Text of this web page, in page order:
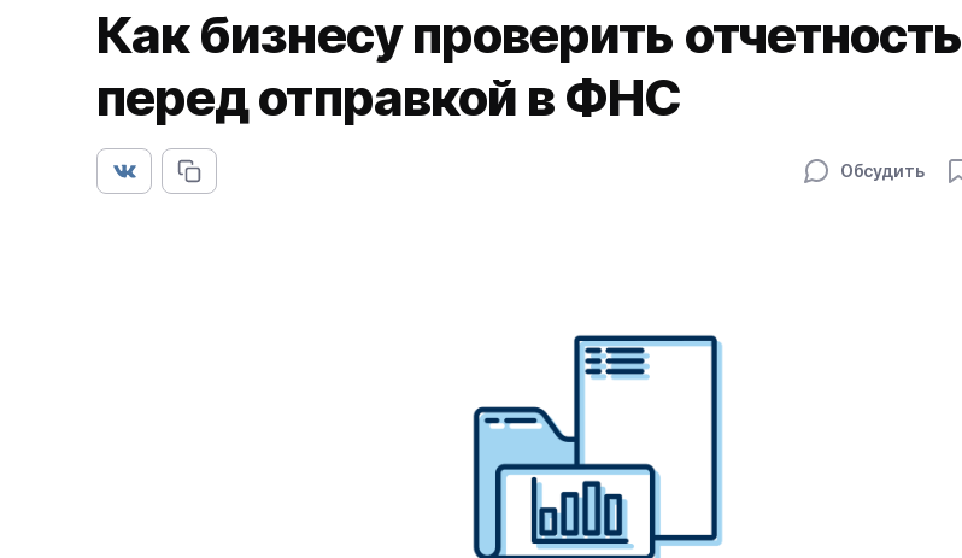
Как бизнесу проверить отчетность
перед отправкой в ФНС
Обсудить